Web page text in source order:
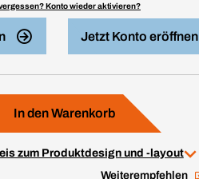
Konto wieder aktivieren?
Jetzt Konto eröffnen
In den Warenkorb
zum Produktdesign und -layout
Weiterempfehlen